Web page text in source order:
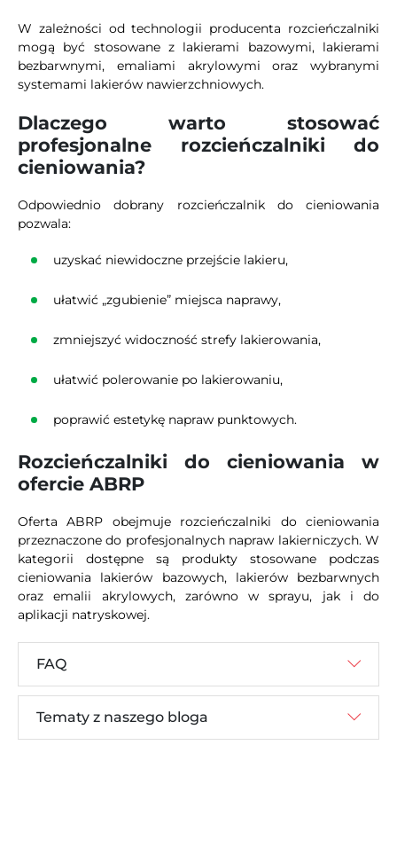
W zależności od technologii producenta rozcieńczalniki
mogą być stosowane z lakierami bazowymi, lakierami
bezbarwnymi, emaliami akrylowymi oraz wybranymi
systemami lakierów nawierzchniowych.
Dlaczego warto stosować
profesjonalne rozcieńczalniki do
cieniowania?
Odpowiednio dobrany rozcieńczalnik do cieniowania
pozwala:
uzyskać niewidoczne przejście lakieru,
ułatwić „zgubienie” miejsca naprawy,
zmniejszyć widoczność strefy lakierowania,
ułatwić polerowanie po lakierowaniu,
poprawić estetykę napraw punktowych.
Rozcieńczalniki do cieniowania w
ofercie ABRP
Oferta ABRP obejmuje rozcieńczalniki do cieniowania
przeznaczone do profesjonalnych napraw lakierniczych. W
kategorii dostępne są produkty stosowane podczas
cieniowania lakierów bazowych, lakierów bezbarwnych
oraz emalii akrylowych, zarówno w sprayu, jak i do
aplikacji natryskowej.
FAQ
Tematy z naszego bloga